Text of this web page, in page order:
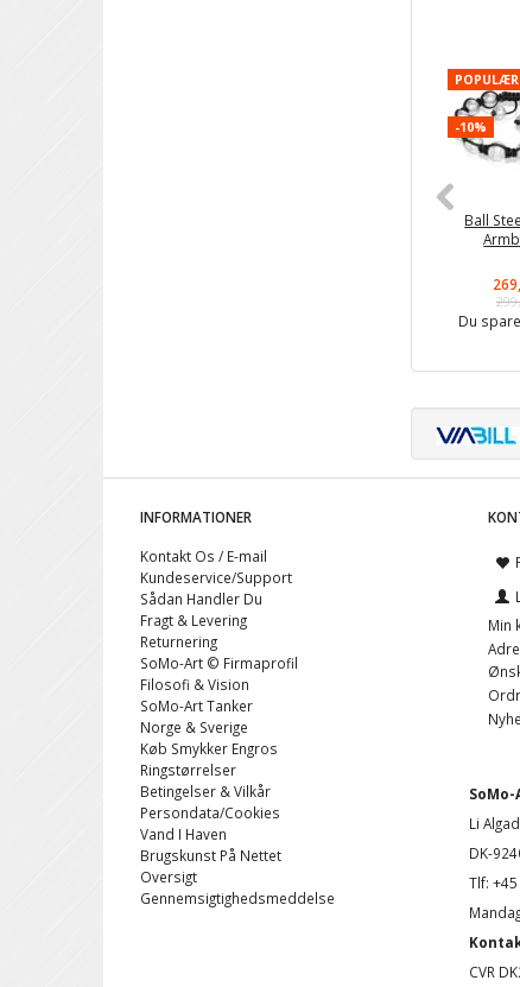
POPULÆR
-10%
Ball
Du
INFORMATIONER
Kontakt Os / E-mail
Kundeservice/Support
Sådan Handler Du
Fragt & Levering
Returnering
SoMo-Art © Firmaprofil
Filosofi & Vision
SoMo-Art Tanker
Norge & Sverige
Køb Smykker Engros
Ringstørrelser
Betingelser & Vilkår
Persondata/Cookies
Vand I Haven
Brugskunst På Nettet
Oversigt
Gennemsigtighedsmeddelse
Min
Li
DK-
Tlf:
CVR